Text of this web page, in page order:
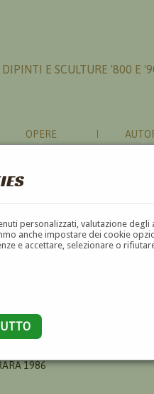
personalizzati, valutazione
anche impostare dei cookie
e accettare, selezionare o
DIPINTI E SCULTURE '800 E
OPERE
1986